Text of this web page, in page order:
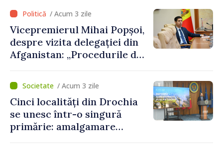
parcursul lunii august
/ Acum 3 zile
Vicepremierul Mihai Popșoi,
despre vizita delegației din
Afganistan: „Procedurile de
respectate întocmai. Nu s-
au constatat încălcări ale
prevederilor legale”
/ Acum 3 zile
Cinci localități din Drochia
se unesc într-o singură
primărie: amalgamare